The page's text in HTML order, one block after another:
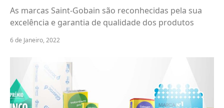
As marcas Saint-Gobain são reconhecidas pela sua
excelência e garantia de qualidade dos produtos
6 de Janeiro, 2022